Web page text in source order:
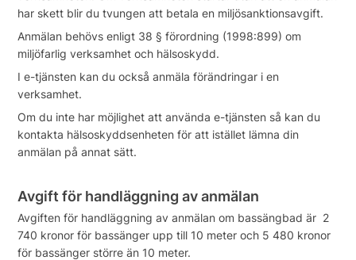
har skett blir du tvungen att betala en miljösanktionsavgift.
Anmälan behövs enligt 38 § förordning (1998:899) om
miljöfarlig verksamhet och hälsoskydd.
I e-tjänsten kan du också anmäla förändringar i en
verksamhet.
Om du inte har möjlighet att använda e-tjänsten så kan du
kontakta hälsoskyddsenheten för att istället lämna din
anmälan på annat sätt.
Avgift för handläggning av anmälan
Avgiften för handläggning av anmälan om bassängbad är 2
740 kronor för bassänger upp till 10 meter och 5 480 kronor
för bassänger större än 10 meter.